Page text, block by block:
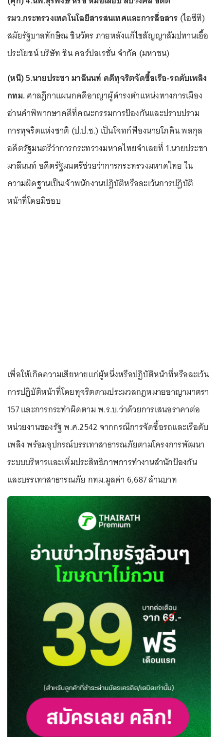
รมว.กระทรวงเทคโนโลยีสารสนเทศและการสื่อสาร (ไอซีที)
สมัยรัฐบาลทักษิณ ชินวัตร ภายหลังแก้ไขสัญญาสัมปทานเอื้อ
ประโยชน์ บริษัท ชิน คอร์ปอเรชั่น จำกัด (มหาชน)
(หนี) 5.นายประชา มาลีนนท์ คดีทุจริตจัดซื้อเรือ-รถดับเพลิง
กทม.ศาลฎีกาแผนกคดีอาญาผู้ดำรงตำแหน่งทางการเมือง
อ่านคำพิพากษาคดีที่คณะกรรมการป้องกันและปราบปราม
การทุจริตแห่งชาติ (ป.ป.ช.) เป็นโจทก์ฟ้องนายโภคิน พลกุล
อดีตรัฐมนตรีว่าการกระทรวงมหาดไทยจำเลยที่ 1.นายประชา
มาลีนนท์ อดีตรัฐมนตรีช่วยว่าการกระทรวงมหาดไทย ใน
ความผิดฐานเป็นเจ้าพนักงานปฏิบัติหรือละเว้นการปฏิบัติ
หน้าที่โดยมิชอบ
เพื่อให้เกิดความเสียหายแก่ผู้หนึ่งหรือปฏิบัติหน้าที่หรือละเว้น
การปฏิบัติหน้าที่โดยทุจริตตามประมวลกฎหมายอาญามาตรา
157 และการกระทำผิดตาม พ.ร.บ.ว่าด้วยการเสนอราคาต่อ
หน่วยงานของรัฐ พ.ศ.2542 จากกรณีการจัดซื้อรถและเรือดับ
เพลิง พร้อมอุปกรณ์บรรเทาสาธารณภัยตามโครงการพัฒนา
ระบบบริหารและเพิ่มประสิทธิภาพการทำงานสำนักป้องกัน
และบรรเทาสาธารณภัย กทม.มูลค่า 6,687 ล้านบาท